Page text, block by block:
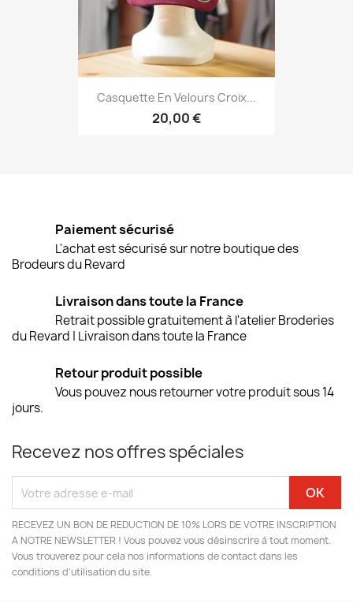
Casquette En Velours Croix...
20,00 €
Paiement sécurisé
L'achat est sécurisé sur notre boutique des
Brodeurs du Revard
Livraison dans toute la France
Retrait possible gratuitement à l'atelier Broderies
du Revard | Livraison dans toute la France
Retour produit possible
Vous pouvez nous retourner votre produit sous 14
jours.
Recevez nos offres spéciales
RECEVEZ UN BON DE REDUCTION DE 10% LORS DE VOTRE INSCRIPTION
A NOTRE NEWSLETTER ! Vous pouvez vous désinscrire à tout moment.
Vous trouverez pour cela nos informations de contact dans les
conditions d'utilisation du site.